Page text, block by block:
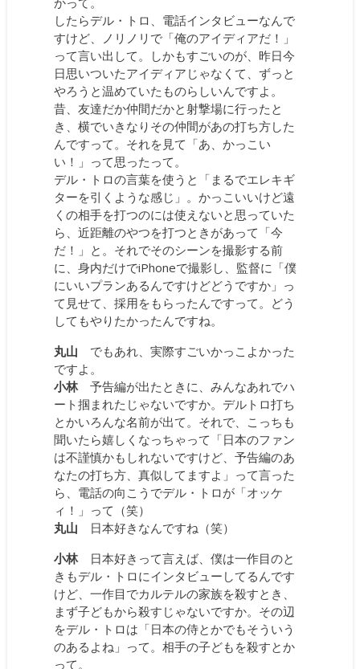
したらデル・トロ、電話インタビューなんで
すけど、ノリノリで「俺のアイディアだ！」
って言い出して。しかもすごいのが、昨日今
日思いついたアイディアじゃなくて、ずっと
やろうと温めていたものらしいんですよ。
昔、友達だか仲間だかと射撃場に行ったと
き、横でいきなりその仲間があの打ち方した
んですって。それを見て「あ、かっこい
い！」って思ったって。
デル・トロの言葉を使うと「まるでエレキギ
ターを引くような感じ」。かっこいいけど遠
くの相手を打つのには使えないと思っていた
ら、近距離のやつを打つときがあって「今
だ！」と。それでそのシーンを撮影する前
に、身内だけでiPhoneで撮影し、監督に「僕
にいいプランあるんですけどどうですか」っ
て見せて、採用をもらったんですって。どう
してもやりたかったんですね。
丸山 でもあれ、実際すごいかっこよかった
ですよ。
小林予告編が出たときに、みんなあれでハ
ート掴まれたじゃないですか。デルトロ打ち
とかいろんな名前が出て。それで、こっちも
聞いたら嬉しくなっちゃって「日本のファン
は不謹慎かもしれないですけど、予告編のあ
なたの打ち方、真似してますよ」って言った
ら、電話の向こうでデル・トロが「オッケ
ィ！」って（笑）
丸山 日本好きなんですね（笑）
小林日本好きって言えば、僕は一作目のと
きもデル・トロにインタビューしてるんです
けど、一作目でカルテルの家族を殺すとき、
まず子どもから殺すじゃないですか。その辺
をデル・トロは「日本の侍とかでもそういう
のあるよね」って。相手の子どもを殺すとか
って。